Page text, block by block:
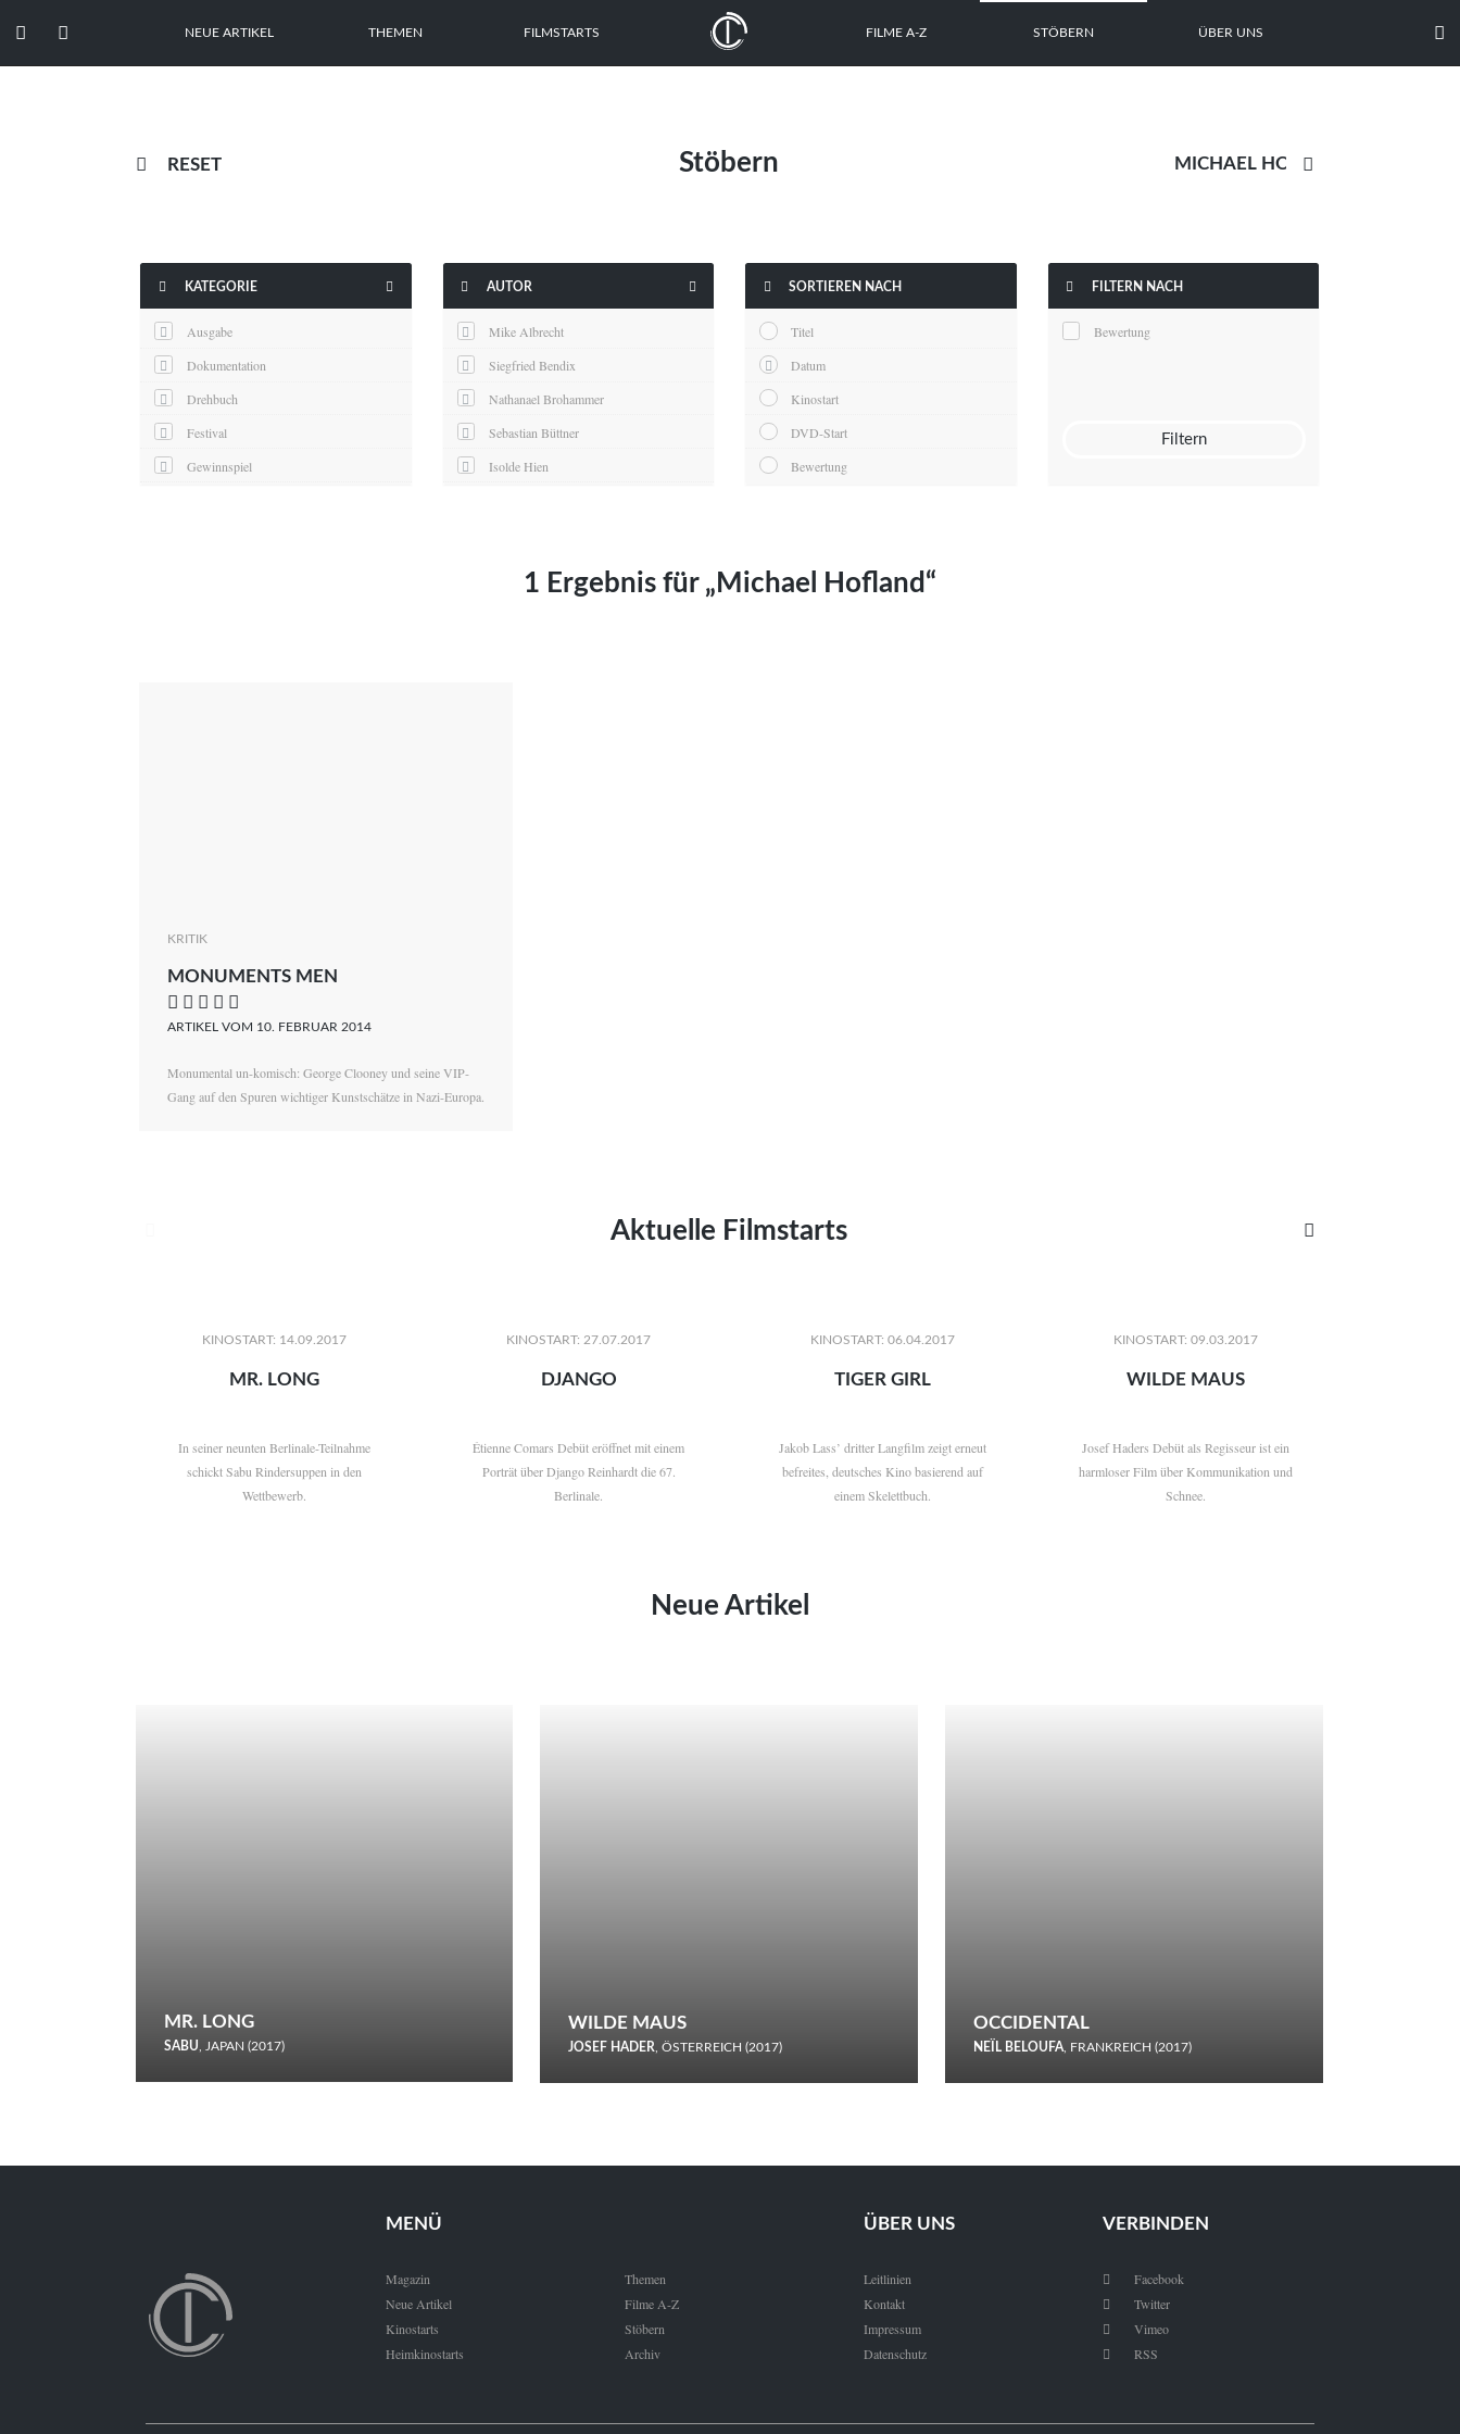
  NEUE ARTIKEL THEMEN FILMSTARTS FILME A-Z STÖBERN ÜBER UNS 
 RESET Stöbern 
 KATEGORIE 
Ausgabe
Dokumentation
Drehbuch
Festival
Gewinnspiel
 AUTOR 
Mike Albrecht
Siegfried Bendix
Nathanael Brohammer
Sebastian Büttner
Isolde Hien
Maximilian Kosing
 SORTIEREN NACH
Titel
Datum
Kinostart
DVD-Start
Bewertung
 FILTERN NACH
Bewertung
Filtern
1 Ergebnis für „Michael Hofland“
KRITIK
MONUMENTS MEN
    
ARTIKEL VOM 10. FEBRUAR 2014
Monumental un-komisch: George Clooney und seine VIP-
Gang auf den Spuren wichtiger Kunstschätze in Nazi-Europa.
Aktuelle Filmstarts 
KINOSTART: 14.09.2017
MR. LONG
In seiner neunten Berlinale-Teilnahme
schickt Sabu Rindersuppen in den
Wettbewerb.
KINOSTART: 27.07.2017
DJANGO
Étienne Comars Debüt eröffnet mit einem
Porträt über Django Reinhardt die 67.
Berlinale.
KINOSTART: 06.04.2017
TIGER GIRL
Jakob Lass’ dritter Langfilm zeigt erneut
befreites, deutsches Kino basierend auf
einem Skelettbuch.
KINOSTART: 09.03.2017
WILDE MAUS
Josef Haders Debüt als Regisseur ist ein
harmloser Film über Kommunikation und
Schnee.
Neue Artikel
MR. LONG
SABU, JAPAN (2017)
den Wettbewerb.
WILDE MAUS
JOSEF HADER, ÖSTERREICH (2017)
Schnee.
OCCIDENTAL
NEÏL BELOUFA, FRANKREICH (2017)
MENÜ
Magazin
Neue Artikel
Kinostarts
Heimkinostarts
Themen
Filme A-Z
Stöbern
Archiv
ÜBER UNS
Leitlinien
Kontakt
Impressum
Datenschutz
VERBINDEN
 Facebook
 Twitter
 Vimeo
 RSS